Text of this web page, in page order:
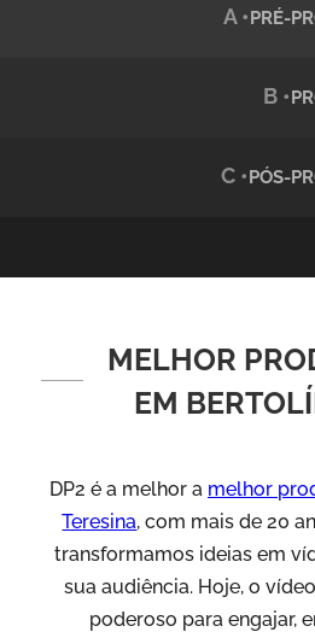
Julândia
Green
Vídeos de Produtos
A •PRÉ-
B •
C •PÓS-
MELHOR
EM
DP2 é a melhor a melhor
Teresina, com mais de 20
transformamos ideias em
sua audiência. Hoje, o
poderoso para engajar,